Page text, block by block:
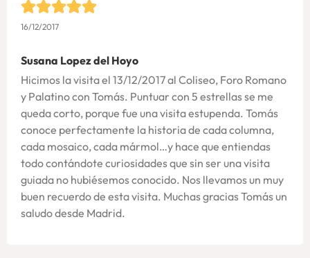
16/12/2017
Susana Lopez del Hoyo
Hicimos la visita el 13/12/2017 al Coliseo, Foro Romano
y Palatino con Tomás. Puntuar con 5 estrellas se me
queda corto, porque fue una visita estupenda. Tomás
conoce perfectamente la historia de cada columna,
cada mosaico, cada mármol…y hace que entiendas
todo contándote curiosidades que sin ser una visita
guiada no hubiésemos conocido. Nos llevamos un muy
buen recuerdo de esta visita. Muchas gracias Tomás un
saludo desde Madrid.